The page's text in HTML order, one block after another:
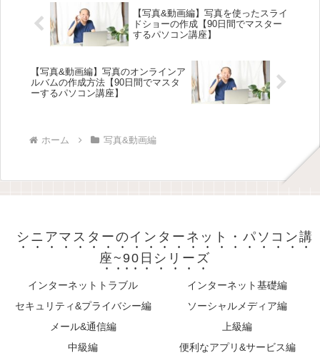
【写真&動画編】写真を使ったスライ
ドショーの作成【90日間でマスター
するパソコン講座】
【写真&動画編】写真のオンラインア
ルバムの作成方法【90日間でマスタ
ーするパソコン講座】
ホーム 写真&動画編
シニアマスターのインターネット・パソコン講
座~90日シリーズ
インターネットトラブル
インターネット基礎編
セキュリティ&プライバシー編
ソーシャルメディア編
メール&通信編
上級編
中級編
便利なアプリ&サービス編